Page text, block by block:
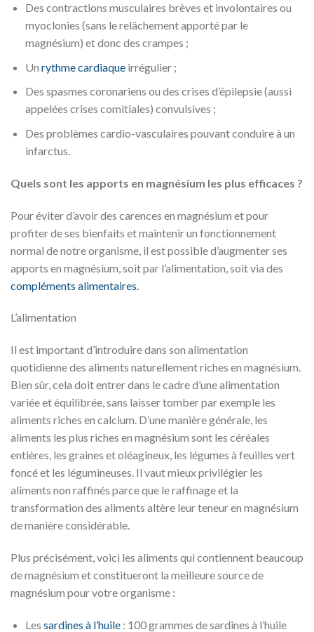
Des contractions musculaires brèves et involontaires ou
myoclonies (sans le relâchement apporté par le
magnésium) et donc des crampes ;
Un rythme cardiaqueirrégulier ;
Des spasmes coronariens ou des crises d’épilepsie (aussi
appelées crises comitiales) convulsives ;
Des problèmes cardio-vasculaires pouvant conduire à un
infarctus.
Quels sont les apports en magnésium les plus efficaces ?
Pour éviter d’avoir des carences en magnésium et pour
profiter de ses bienfaits et maintenir un fonctionnement
normal de notre organisme, il est possible d’augmenter ses
apports en magnésium, soit par l’alimentation, soit via des
compléments alimentaires.
L’alimentation
Il est important d’introduire dans son alimentation
quotidienne des aliments naturellement riches en magnésium.
Bien sûr, cela doit entrer dans le cadre d’une alimentation
variée et équilibrée, sans laisser tomber par exemple les
aliments riches en calcium. D’une manière générale, les
aliments les plus riches en magnésium sont les céréales
entières, les graines et oléagineux, les légumes à feuilles vert
foncé et les légumineuses. Il vaut mieux privilégier les
aliments non raffinés parce que le raffinage et la
transformation des aliments altère leur teneur en magnésium
de manière considérable.
Plus précisément, voici les aliments qui contiennent beaucoup
de magnésium et constitueront la meilleure source de
magnésium pour votre organisme :
Les sardines à l’huile : 100 grammes de sardines à l’huile